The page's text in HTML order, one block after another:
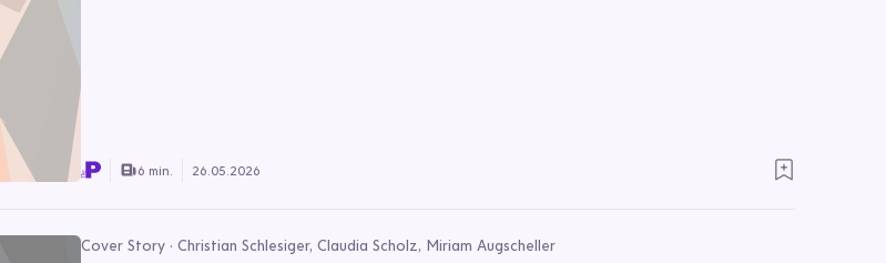
6 min. 26.05.2026
Cover Story · Christian Schlesiger, Claudia Scholz, Miriam Augscheller